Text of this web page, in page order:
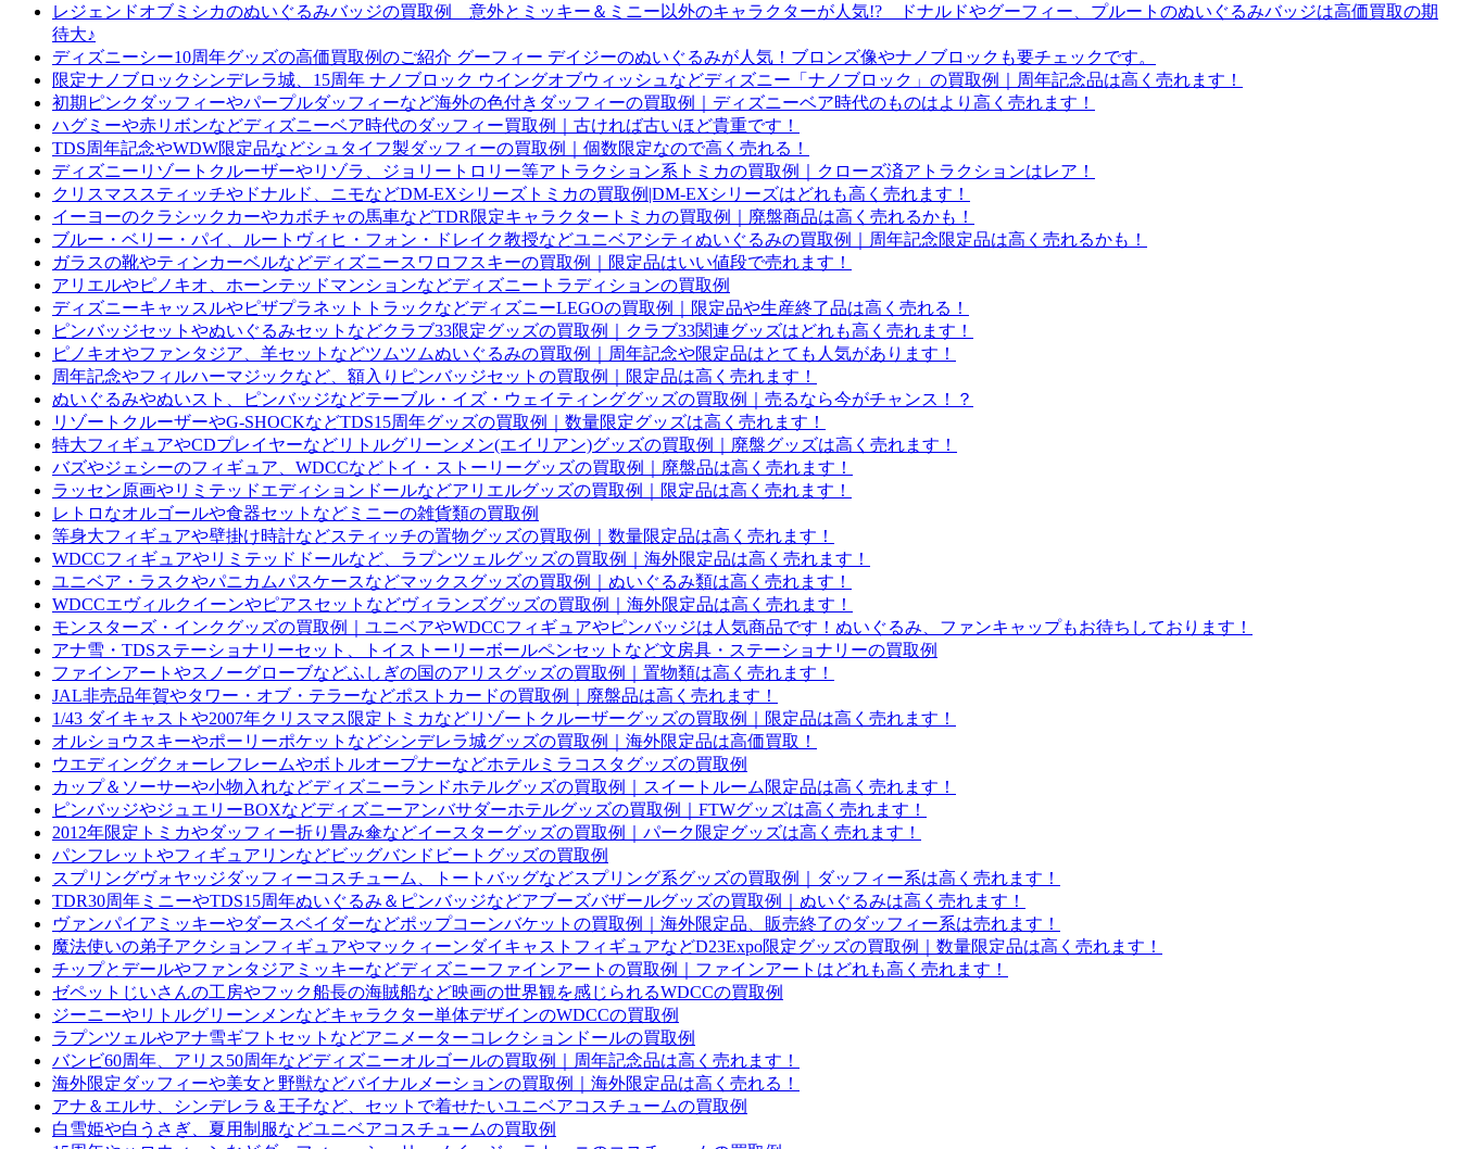
レジェンドオブミシカのぬいぐるみバッジの買取例 意外とミッキー＆ミニー以外のキャラクターが人気!? ドナルドやグーフィー、プルートのぬいぐるみバッジは高価買取の期
待大♪
ディズニーシー10周年グッズの高価買取例のご紹介 グーフィー デイジーのぬいぐるみが人気！ブロンズ像やナノブロックも要チェックです。
限定ナノブロックシンデレラ城、15周年 ナノブロック ウイングオブウィッシュなどディズニー「ナノブロック」の買取例｜周年記念品は高く売れます！
初期ピンクダッフィーやパープルダッフィーなど海外の色付きダッフィーの買取例｜ディズニーベア時代のものはより高く売れます！
ハグミーや赤リボンなどディズニーベア時代のダッフィー買取例｜古ければ古いほど貴重です！
TDS周年記念やWDW限定品などシュタイフ製ダッフィーの買取例｜個数限定なので高く売れる！
ディズニーリゾートクルーザーやリゾラ、ジョリートロリー等アトラクション系トミカの買取例｜クローズ済アトラクションはレア！
クリスマススティッチやドナルド、ニモなどDM-EXシリーズトミカの買取例|DM-EXシリーズはどれも高く売れます！
イーヨーのクラシックカーやカボチャの馬車などTDR限定キャラクタートミカの買取例｜廃盤商品は高く売れるかも！
ブルー・ベリー・パイ、ルートヴィヒ・フォン・ドレイク教授などユニベアシティぬいぐるみの買取例｜周年記念限定品は高く売れるかも！
ガラスの靴やティンカーベルなどディズニースワロフスキーの買取例｜限定品はいい値段で売れます！
アリエルやピノキオ、ホーンテッドマンションなどディズニートラディションの買取例
ディズニーキャッスルやピザプラネットトラックなどディズニーLEGOの買取例｜限定品や生産終了品は高く売れる！
ピンバッジセットやぬいぐるみセットなどクラブ33限定グッズの買取例｜クラブ33関連グッズはどれも高く売れます！
ピノキオやファンタジア、羊セットなどツムツムぬいぐるみの買取例｜周年記念や限定品はとても人気があります！
周年記念やフィルハーマジックなど、額入りピンバッジセットの買取例｜限定品は高く売れます！
ぬいぐるみやぬいスト、ピンバッジなどテーブル・イズ・ウェイティンググッズの買取例｜売るなら今がチャンス！？
リゾートクルーザーやG-SHOCKなどTDS15周年グッズの買取例｜数量限定グッズは高く売れます！
特大フィギュアやCDプレイヤーなどリトルグリーンメン(エイリアン)グッズの買取例｜廃盤グッズは高く売れます！
バズやジェシーのフィギュア、WDCCなどトイ・ストーリーグッズの買取例｜廃盤品は高く売れます！
ラッセン原画やリミテッドエディションドールなどアリエルグッズの買取例｜限定品は高く売れます！
レトロなオルゴールや食器セットなどミニーの雑貨類の買取例
等身大フィギュアや壁掛け時計などスティッチの置物グッズの買取例｜数量限定品は高く売れます！
WDCCフィギュアやリミテッドドールなど、ラプンツェルグッズの買取例｜海外限定品は高く売れます！
ユニベア・ラスクやパニカムパスケースなどマックスグッズの買取例｜ぬいぐるみ類は高く売れます！
WDCCエヴィルクイーンやピアスセットなどヴィランズグッズの買取例｜海外限定品は高く売れます！
モンスターズ・インクグッズの買取例｜ユニベアやWDCCフィギュアやピンバッジは人気商品です！ぬいぐるみ、ファンキャップもお待ちしております！
アナ雪・TDSステーショナリーセット、トイストーリーボールペンセットなど文房具・ステーショナリーの買取例
ファインアートやスノーグローブなどふしぎの国のアリスグッズの買取例｜置物類は高く売れます！
JAL非売品年賀やタワー・オブ・テラーなどポストカードの買取例｜廃盤品は高く売れます！
1/43 ダイキャストや2007年クリスマス限定トミカなどリゾートクルーザーグッズの買取例｜限定品は高く売れます！
オルショウスキーやポーリーポケットなどシンデレラ城グッズの買取例｜海外限定品は高価買取！
ウエディングクォーレフレームやボトルオープナーなどホテルミラコスタグッズの買取例
カップ＆ソーサーや小物入れなどディズニーランドホテルグッズの買取例｜スイートルーム限定品は高く売れます！
ピンバッジやジュエリーBOXなどディズニーアンバサダーホテルグッズの買取例｜FTWグッズは高く売れます！
2012年限定トミカやダッフィー折り畳み傘などイースターグッズの買取例｜パーク限定グッズは高く売れます！
パンフレットやフィギュアリンなどビッグバンドビートグッズの買取例
スプリングヴォヤッジダッフィーコスチューム、トートバッグなどスプリング系グッズの買取例｜ダッフィー系は高く売れます！
TDR30周年ミニーやTDS15周年ぬいぐるみ＆ピンバッジなどアブーズバザールグッズの買取例｜ぬいぐるみは高く売れます！
ヴァンパイアミッキーやダースベイダーなどポップコーンバケットの買取例｜海外限定品、販売終了のダッフィー系は売れます！
魔法使いの弟子アクションフィギュアやマックィーンダイキャストフィギュアなどD23Expo限定グッズの買取例｜数量限定品は高く売れます！
チップとデールやファンタジアミッキーなどディズニーファインアートの買取例｜ファインアートはどれも高く売れます！
ゼペットじいさんの工房やフック船長の海賊船など映画の世界観を感じられるWDCCの買取例
ジーニーやリトルグリーンメンなどキャラクター単体デザインのWDCCの買取例
ラプンツェルやアナ雪ギフトセットなどアニメーターコレクションドールの買取例
バンビ60周年、アリス50周年などディズニーオルゴールの買取例｜周年記念品は高く売れます！
海外限定ダッフィーや美女と野獣などバイナルメーションの買取例｜海外限定品は高く売れる！
アナ＆エルサ、シンデレラ＆王子など、セットで着せたいユニベアコスチュームの買取例
白雪姫や白うさぎ、夏用制服などユニベアコスチュームの買取例